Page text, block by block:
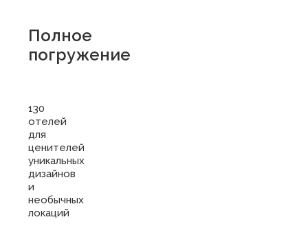
Полное
погружение
130
отелей
для
ценителей
уникальных
дизайнов
и
необычных
локаций